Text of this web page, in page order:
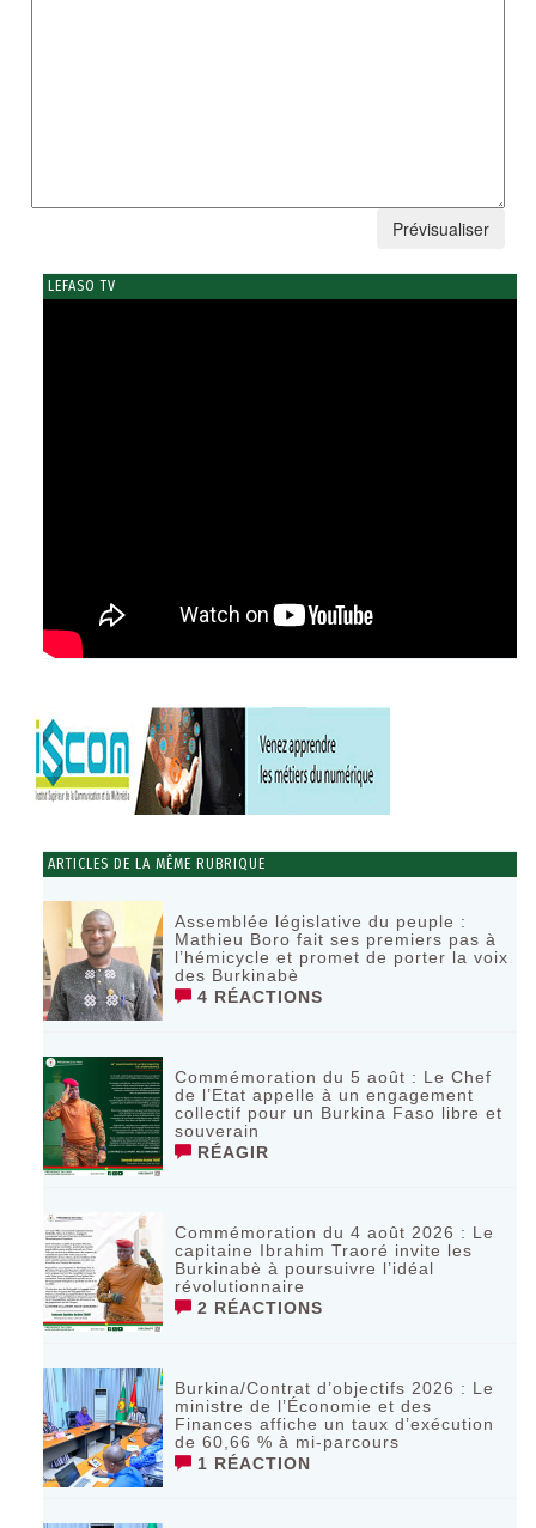
LEFASO TV
ARTICLES DE LA MÊME RUBRIQUE
Assemblée législative du peuple :
Mathieu Boro fait ses premiers pas à
l’hémicycle et promet de porter la voix
des Burkinabè
4 RÉACTIONS
Commémoration du 5 août : Le Chef
de l’Etat appelle à un engagement
collectif pour un Burkina Faso libre et
souverain
RÉAGIR
Commémoration du 4 août 2026 : Le
capitaine Ibrahim Traoré invite les
Burkinabè à poursuivre l’idéal
révolutionnaire ‎
2 RÉACTIONS
Burkina/Contrat d’objectifs 2026 : Le
ministre de l’Économie et des
Finances affiche un taux d’exécution
de 60,66 % à mi-parcours
1 RÉACTION